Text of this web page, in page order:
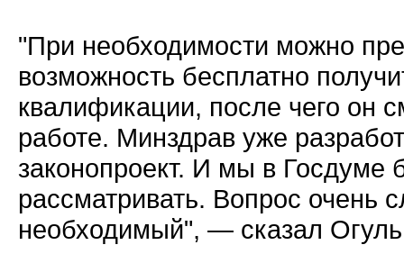
"При необходимости можно
возможность бесплатно
квалификации, после чего он
работе. Минздрав уже
законопроект. И мы в Госдуме
рассматривать. Вопрос очень
необходимый", — сказал